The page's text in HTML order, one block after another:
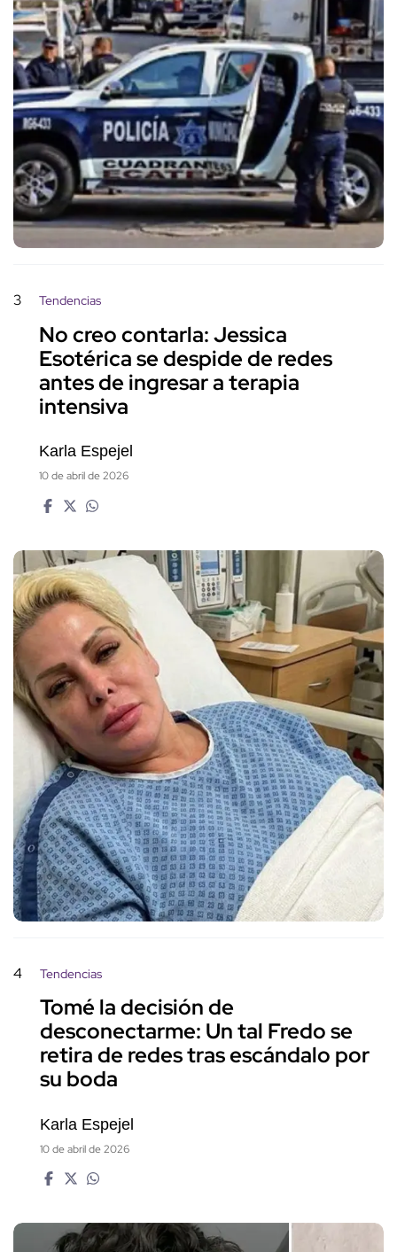
3 Tendencias
No creo contarla: Jessica
Esotérica se despide de redes
antes de ingresar a terapia
intensiva
Karla Espejel
10 de abril de 2026
4 Tendencias
Tomé la decisión de
desconectarme: Un tal Fredo se
retira de redes tras escándalo por
su boda
Karla Espejel
10 de abril de 2026